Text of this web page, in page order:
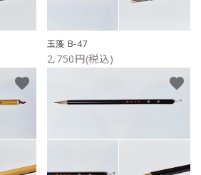
玉藻 B-47
2,750円(税込)
favorite favorite